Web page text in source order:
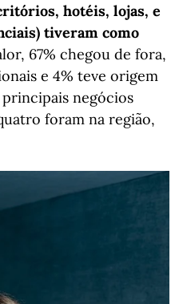
hotéis, lojas, e
tiveram como
67% chegou de fora,
e 4% teve origem
negócios
foram na região,